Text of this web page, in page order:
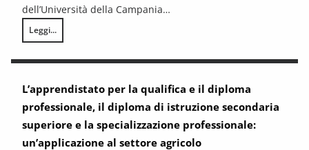
dell’Università della Campania…
Leggi...
L’APPRENDISTATO IN TOSCANA
L’apprendistato per la qualifica e il diploma
professionale, il diploma di istruzione secondaria
superiore e la specializzazione professionale:
un’applicazione al settore agricolo